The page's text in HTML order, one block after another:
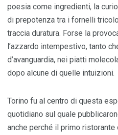
poesia come ingredienti, la
di prepotenza tra i fornelli
traccia duratura. Forse la
l’azzardo intempestivo, tanto
d’avanguardia, nei piatti
dopo alcune di quelle intuizioni.
Torino fu al centro di questa
quotidiano sul quale
anche perché il primo